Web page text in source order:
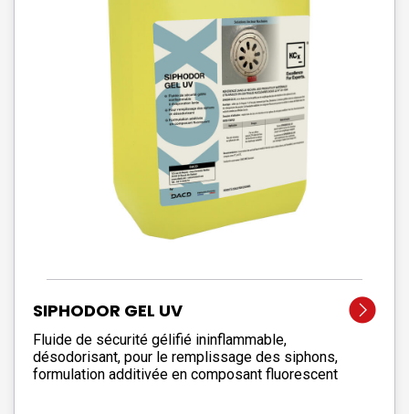
SIPHODOR GEL UV
Fluide de sécurité gélifié ininflammable,
désodorisant, pour le remplissage des siphons,
formulation additivée en composant fluorescent